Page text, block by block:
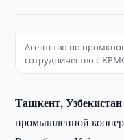
Агентство по
сотрудничество с
Ташкент,
промышленной